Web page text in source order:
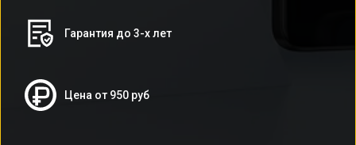
Гарантия до 3-х лет
Цена от 950 руб